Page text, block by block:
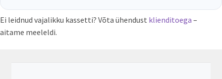
Ei leidnud vajalikku kassetti? Võta ühendust klienditoega –
aitame meeleldi.